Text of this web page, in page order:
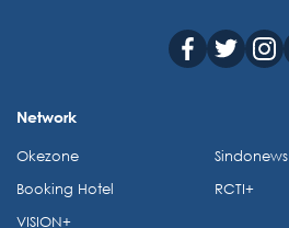
Network
Okezone
Booking Hotel
VISION+
Sindonews
RCTI+